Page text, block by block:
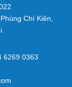
Chí Kiên,
6269 0363